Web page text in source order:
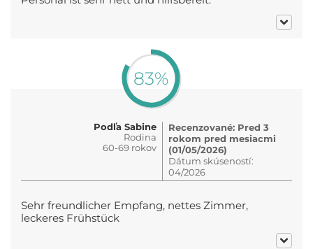
83%
Podľa Sabine
Rodina
60-69 rokov
Recenzované: Pred 3
rokom pred mesiacmi
(01/05/2026)
Dátum skúseností:
04/2026
Sehr freundlicher Empfang, nettes Zimmer,
leckeres Frühstück